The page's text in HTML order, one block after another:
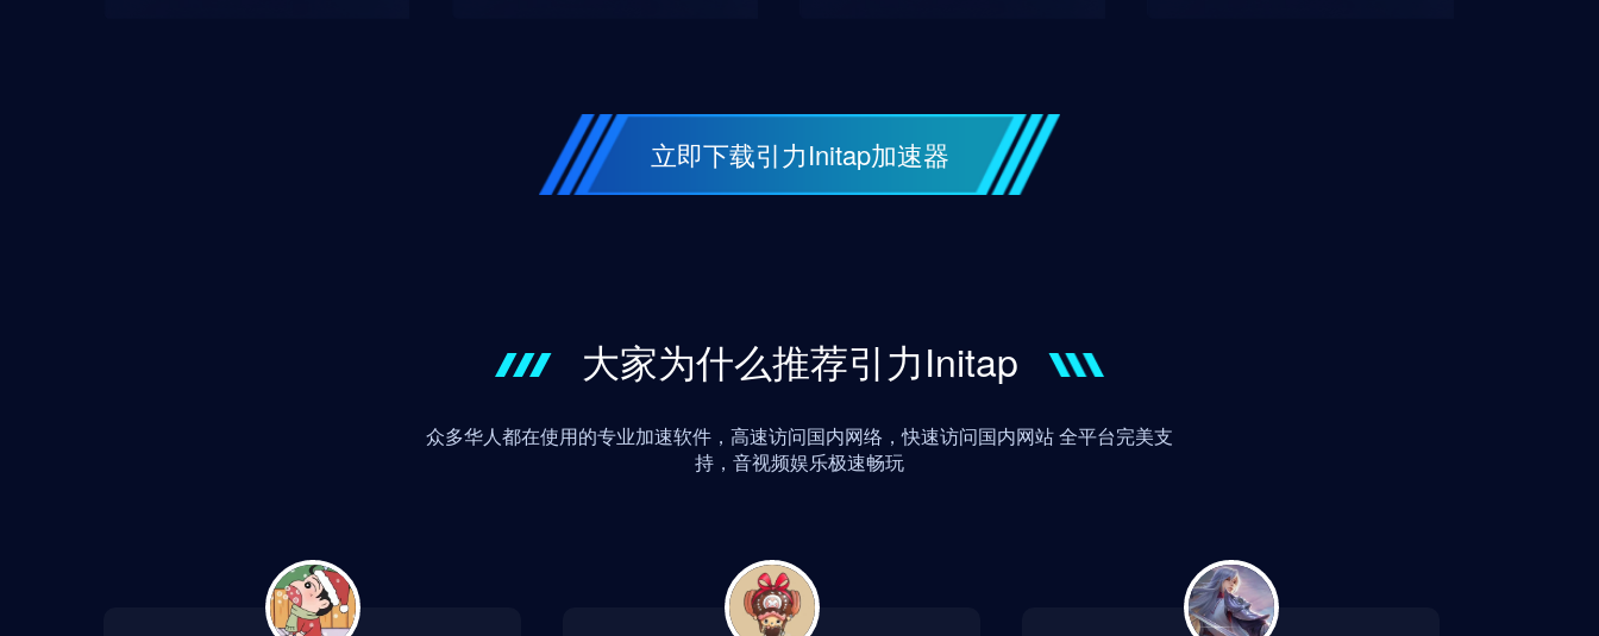
立即下载引力Initap加速器
大家为什么推荐引力Initap
众多华人都在使用的专业加速软件，高速访问国内网络，快速访问国内网站 全平台完美支
持，音视频娱乐极速畅玩